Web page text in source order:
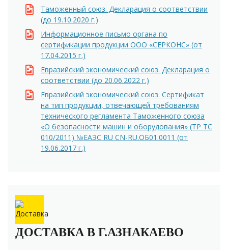
Таможенный союз. Декларация о соответствии
(до 19.10.2020 г.)
Информационное письмо органа по
сертификации продукции ООО «СЕРКОНС» (от
17.04.2015 г.)
Евразийский экономический союз. Декларация о
соответствии (до 20.06.2022 г.)
Евразийский экономический союз. Сертификат
на тип продукции, отвечающей требованиям
технического регламента Таможенного союза
«О безопасности машин и оборудования» (ТР ТС
010/2011) №ЕАЭС RU CN-RU.ОБ01.0011 (от
19.06.2017 г.)
ДОСТАВКА В Г.АЗНАКАЕВО